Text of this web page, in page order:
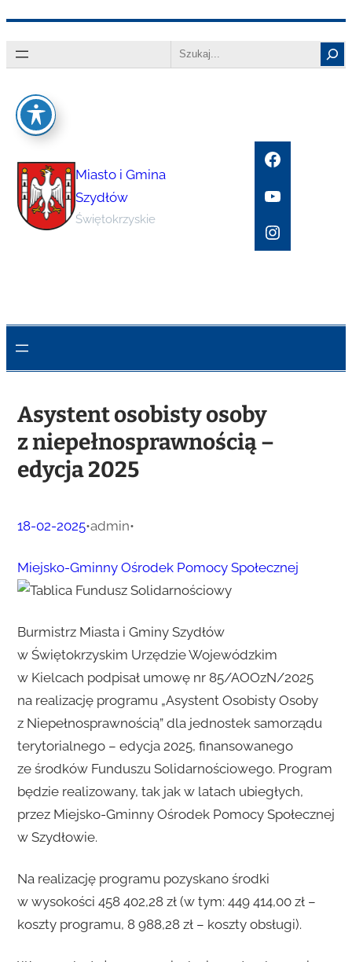
do
Search
Miasto i Gmina
Szydłów
Świętokrzyskie
Facebook
YouTube
Instagram
Asystent osobisty osoby
z niepełnosprawnością –
edycja 2025
18-02-2025•admin•
Miejsko-Gminny Ośrodek Pomocy Społecznej
Burmistrz Miasta i Gminy Szydłów
w Świętokrzyskim Urzędzie Wojewódzkim
w Kielcach podpisał umowę nr 85/AOOzN/2025
na realizację programu „Asystent Osobisty Osoby
z Niepełnosprawnością” dla jednostek samorządu
terytorialnego – edycja 2025, finansowanego
ze środków Funduszu Solidarnościowego. Program
będzie realizowany, tak jak w latach ubiegłych,
przez Miejsko-Gminny Ośrodek Pomocy Społecznej
w Szydłowie.
Na realizację programu pozyskano środki
w wysokości 458 402,28 zł (w tym: 449 414,00 zł –
koszty programu, 8 988,28 zł – koszty obsługi).